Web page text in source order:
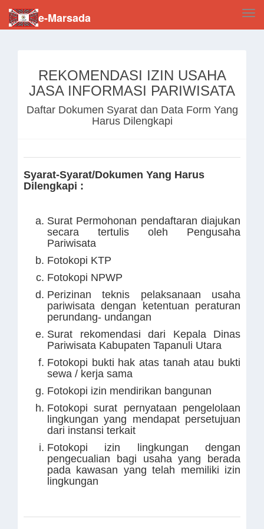
e-Marsada
REKOMENDASI IZIN USAHA
JASA INFORMASI PARIWISATA
Daftar Dokumen Syarat dan Data Form Yang
Harus Dilengkapi
Syarat-Syarat/Dokumen Yang Harus
Dilengkapi :
Surat Permohonan pendaftaran diajukan
secara tertulis oleh Pengusaha
Pariwisata
Fotokopi KTP
Fotokopi NPWP
Perizinan teknis pelaksanaan usaha
pariwisata dengan ketentuan peraturan
perundang- undangan
Surat rekomendasi dari Kepala Dinas
Pariwisata Kabupaten Tapanuli Utara
Fotokopi bukti hak atas tanah atau bukti
sewa / kerja sama
Fotokopi izin mendirikan bangunan
Fotokopi surat pernyataan pengelolaan
lingkungan yang mendapat persetujuan
dari instansi terkait
Fotokopi izin lingkungan dengan
pengecualian bagi usaha yang berada
pada kawasan yang telah memiliki izin
lingkungan